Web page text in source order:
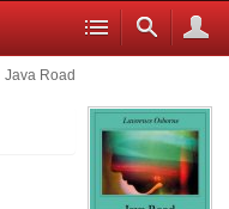
Java Road